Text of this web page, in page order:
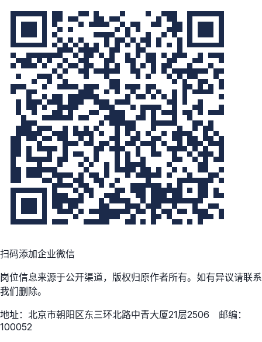
扫码添加企业微信
岗位信息来源于公开渠道，版权归原作者所有。如有异议请联系
我们删除。
地址：北京市朝阳区东三环北路中青大厦21层2506 邮编：
100052